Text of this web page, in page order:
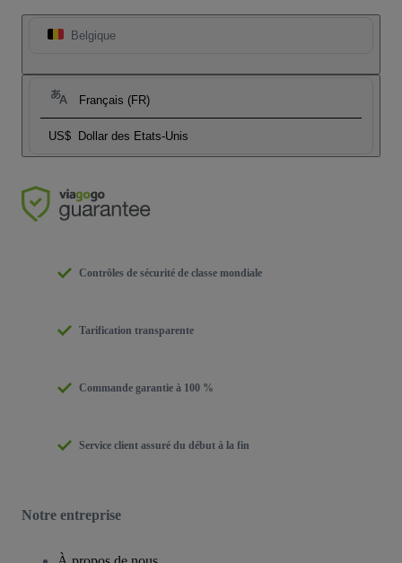
Belgique
Français (FR)
US$ Dollar des Etats-Unis
Contrôles de sécurité de classe mondiale
Tarification transparente
Commande garantie à 100 %
Service client assuré du début à la fin
Notre entreprise